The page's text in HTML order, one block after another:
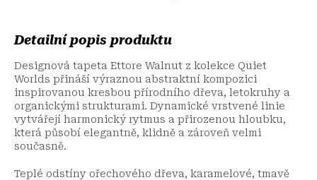
Detailní popis produktu
Designová tapeta Ettore Walnut z kolekce Quiet
Worlds přináší výraznou abstraktní kompozici
inspirovanou kresbou přírodního dřeva, letokruhy a
organickými strukturami. Dynamické vrstvené linie
vytvářejí harmonický rytmus a přirozenou hloubku,
která působí elegantně, klidně a zároveň velmi
současně.
Teplé odstíny ořechového dřeva, karamelové, tmavě